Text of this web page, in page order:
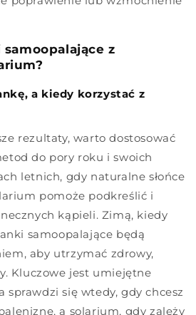
samoopalające z
a kiedy korzystać z
rezultaty, warto dostosować
do pory roku i swoich
letnich, gdy naturalne słońce
pomoże podkreślić i
kąpieli. Zimą, kiedy
samoopalające będą
aby utrzymać zdrowy,
Kluczowe jest umiejętne
sprawdzi się wtedy, gdy chcesz
a solarium, gdy zależy